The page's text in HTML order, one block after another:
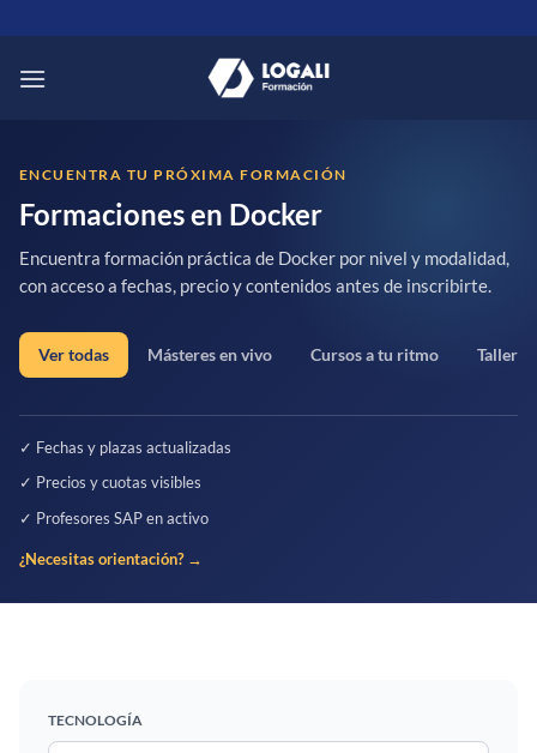
al
contenido
ENCUENTRA TU PRÓXIMA FORMACIÓN
Formaciones en Docker
Encuentra formación práctica de Docker por nivel y modalidad,
con acceso a fechas, precio y contenidos antes de inscribirte.
Ver todas Másteres en vivo Cursos a tu ritmo
✓ Fechas y plazas actualizadas
✓ Precios y cuotas visibles
✓ Profesores SAP en activo
¿Necesitas orientación? →
TECNOLOGÍA